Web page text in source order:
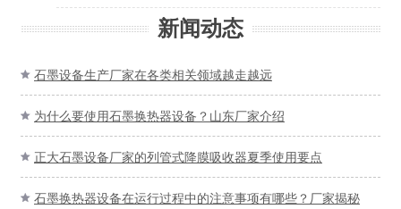
新闻动态
 石墨设备生产厂家在各类相关领域越走越远
 为什么要使用石墨换热器设备？山东厂家介绍
 正大石墨设备厂家的列管式降膜吸收器夏季使用要点
 石墨换热器设备在运行过程中的注意事项有哪些？厂家揭秘